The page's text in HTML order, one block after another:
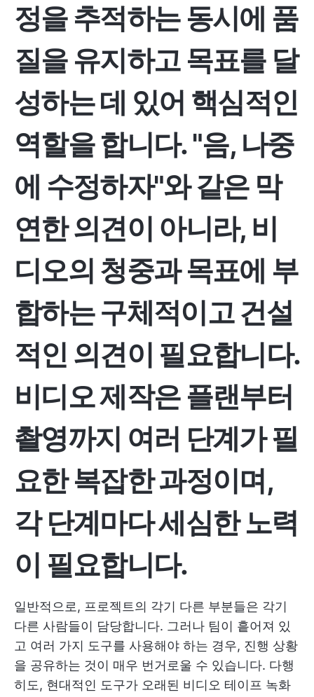
정을 추적하는 동시에 품
질을 유지하고 목표를 달
성하는 데 있어 핵심적인
역할을 합니다. "음, 나중
에 수정하자"와 같은 막
연한 의견이 아니라, 비
디오의 청중과 목표에 부
합하는 구체적이고 건설
적인 의견이 필요합니다.
비디오 제작은 플랜부터
촬영까지 여러 단계가 필
요한 복잡한 과정이며,
각 단계마다 세심한 노력
이 필요합니다.
일반적으로, 프로젝트의 각기 다른 부분들은 각기
다른 사람들이 담당합니다. 그러나 팀이 흩어져 있
고 여러 가지 도구를 사용해야 하는 경우, 진행 상황
을 공유하는 것이 매우 번거로울 수 있습니다. 다행
히도, 현대적인 도구가 오래된 비디오 테이프 녹화